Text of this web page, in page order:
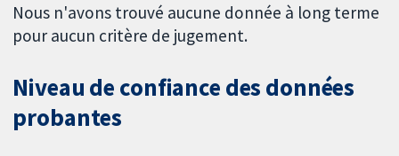
Nous n'avons trouvé aucune donnée à long terme
pour aucun critère de jugement.
Niveau de confiance des données
probantes